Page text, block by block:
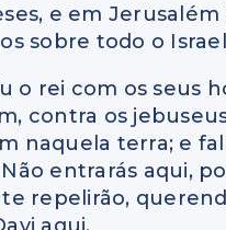
e em
sobre todo o
o rei com os seus
contra os
naquela terra; e
entrarás aqui,
te repelirão,
aqui.